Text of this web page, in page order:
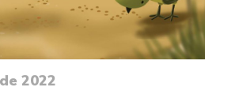
2022